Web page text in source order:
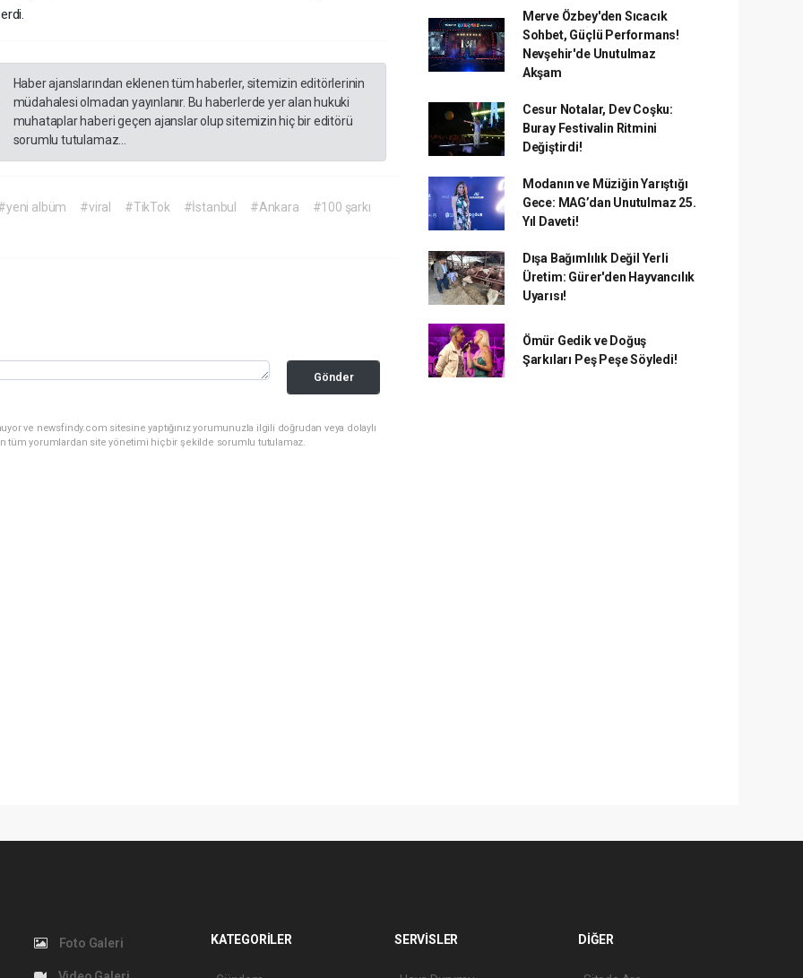
Haber ajanslarından eklenen tüm haberler, sitemizin editörlerinin
müdahalesi olmadan yayınlanır. Bu haberlerde yer alan hukuki
muhataplar haberi geçen ajanslar olup sitemizin hiç bir editörü
sorumlu tutulamaz...
albüm #viral #TikTok #İstanbul #Ankara
#100 şarkı
Gönder
ve newsfindy.com sitesine yaptığınız yorumunuzla ilgili doğrudan veya dolaylı
tüm yorumlardan site yönetimi hiçbir şekilde sorumlu tutulamaz.
Merve Özbey'den Sıcacık
Sohbet, Güçlü Performans!
Nevşehir'de Unutulmaz
Akşam
Cesur Notalar, Dev Coşku:
Buray Festivalin Ritmini
Değiştirdi!
Modanın ve Müziğin Yarıştığı
Gece: MAG’dan Unutulmaz 25.
Yıl Daveti!
Dışa Bağımlılık Değil Yerli
Üretim: Gürer'den Hayvancılık
Uyarısı!
Ömür Gedik ve Doğuş
Şarkıları Peş Peşe Söyledi!
Foto Galeri KATEGORİLER SERVİSLER DİĞER